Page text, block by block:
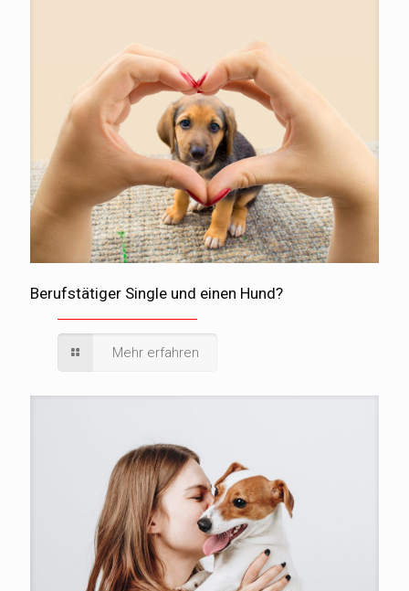
Berufstätiger Single und einen Hund?
Mehr erfahren